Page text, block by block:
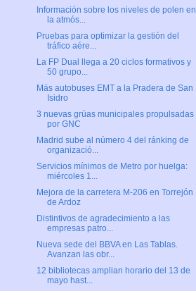
Información sobre los niveles de polen en
la atmós...
Pruebas para optimizar la gestión del
tráfico aére...
La FP Dual llega a 20 ciclos formativos y
50 grupo...
Más autobuses EMT a la Pradera de San
Isidro
3 nuevas grúas municipales propulsadas
por GNC
Madrid sube al número 4 del ránking de
organizació...
Servicios mínimos de Metro por huelga:
miércoles 1...
Mejora de la carretera M-206 en Torrejón
de Ardoz
Distintivos de agradecimiento a las
empresas patro...
Nueva sede del BBVA en Las Tablas.
Avanzan las obr...
12 bibliotecas amplian horario del 13 de
mayo hast...